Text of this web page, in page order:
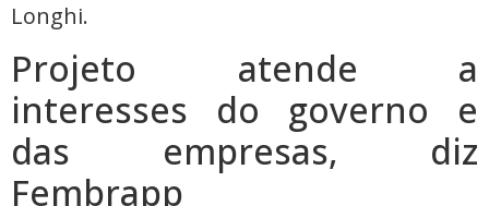
Longhi.
Projeto atende a
interesses do governo e
das empresas, diz
Fembrapp